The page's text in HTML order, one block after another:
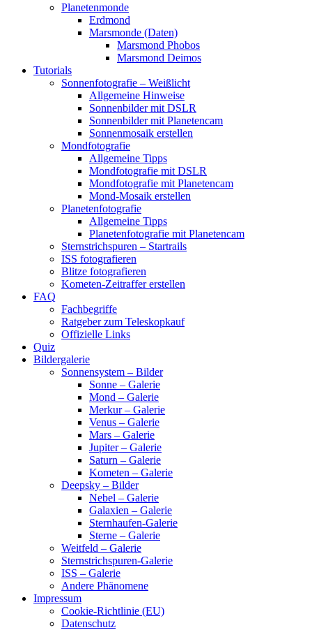
Planetenmonde
Erdmond
Marsmonde (Daten)
Marsmond Phobos
Marsmond Deimos
Tutorials
Sonnenfotografie – Weißlicht
Allgemeine Hinweise
Sonnenbilder mit DSLR
Sonnenbilder mit Planetencam
Sonnenmosaik erstellen
Mondfotografie
Allgemeine Tipps
Mondfotografie mit DSLR
Mondfotografie mit Planetencam
Mond-Mosaik erstellen
Planetenfotografie
Allgemeine Tipps
Planetenfotografie mit Planetencam
Sternstrichspuren – Startrails
ISS fotografieren
Blitze fotografieren
Kometen-Zeitraffer erstellen
FAQ
Fachbegriffe
Ratgeber zum Teleskopkauf
Offizielle Links
Quiz
Bildergalerie
Sonnensystem – Bilder
Sonne – Galerie
Mond – Galerie
Merkur – Galerie
Venus – Galerie
Mars – Galerie
Jupiter – Galerie
Saturn – Galerie
Kometen – Galerie
Deepsky – Bilder
Nebel – Galerie
Galaxien – Galerie
Sternhaufen-Galerie
Sterne – Galerie
Weitfeld – Galerie
Sternstrichspuren-Galerie
ISS – Galerie
Andere Phänomene
Impressum
Cookie-Richtlinie (EU)
Datenschutz